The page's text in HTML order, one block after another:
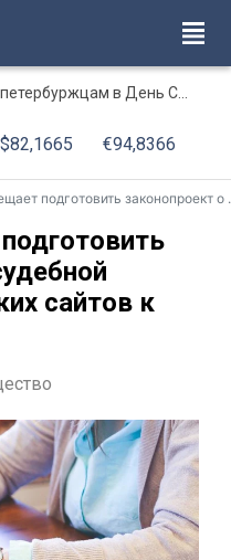
Смоленской иконы Божией Матери
$82,1665 €94,8366
законопроект о досудебной блокировке пиратских сайтов к декабрю
сайтов к